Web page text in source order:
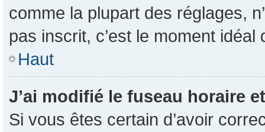
comme la plupart des réglages,
pas inscrit, c’est le moment idéal
Haut
J’ai modifié le fuseau horaire
Si vous êtes certain d’avoir